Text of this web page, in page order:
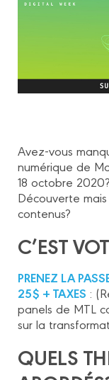
Avez-vous
numérique de
18 octobre
Découverte
contenus?
C’EST
PRENEZ LA
25$ + TAXES :
panels de MTL
sur la
QUELS